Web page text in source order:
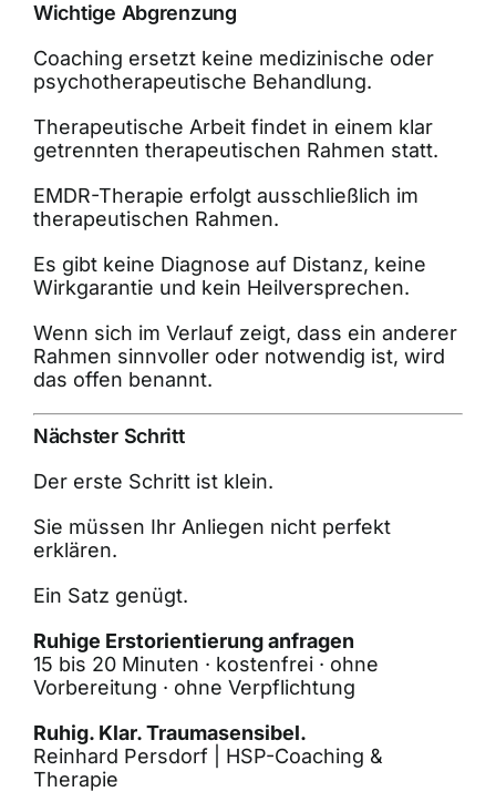
Wichtige Abgrenzung
Coaching ersetzt keine medizinische oder
psychotherapeutische Behandlung.
Therapeutische Arbeit findet in einem klar
getrennten therapeutischen Rahmen statt.
EMDR-Therapie erfolgt ausschließlich im
therapeutischen Rahmen.
Es gibt keine Diagnose auf Distanz, keine
Wirkgarantie und kein Heilversprechen.
Wenn sich im Verlauf zeigt, dass ein anderer
Rahmen sinnvoller oder notwendig ist, wird
das offen benannt.
Nächster Schritt
Der erste Schritt ist klein.
Sie müssen Ihr Anliegen nicht perfekt
erklären.
Ein Satz genügt.
Ruhige Erstorientierung anfragen
15 bis 20 Minuten · kostenfrei · ohne
Vorbereitung · ohne Verpflichtung
Ruhig. Klar. Traumasensibel.
Reinhard Persdorf | HSP-Coaching &
Therapie